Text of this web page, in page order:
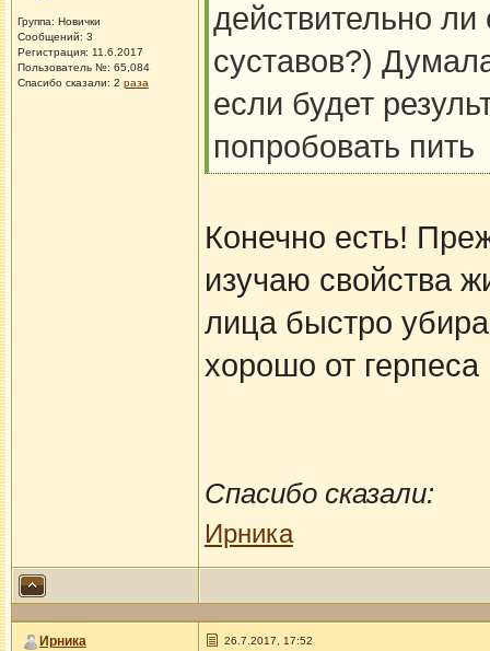
Группа: Новички
Сообщений: 3
Регистрация: 11.6.2017
Пользователь №: 65,084
Спасибо сказали: 2 раза
действительно ли
суставов?)
если будет
попробовать пить
Конечно есть!
изучаю свойства
лица быстро
хорошо от
Спасибо сказали:
Ирника
Ирника 26.7.2017, 17:52